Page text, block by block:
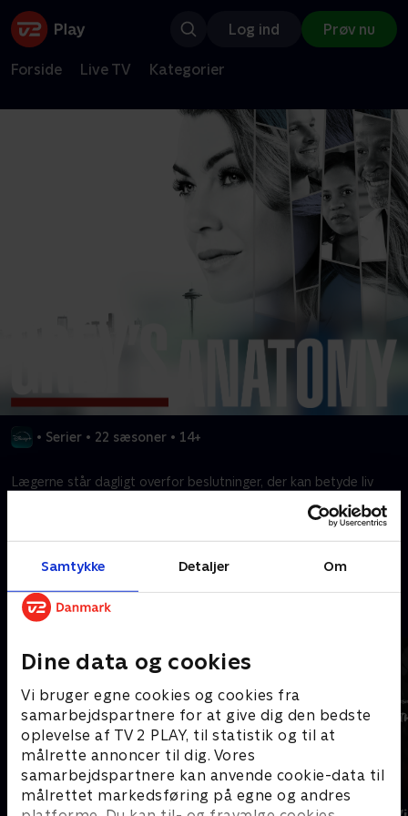
Samtykke Detaljer Om
Dine data og cookies
Vi bruger egne cookies og cookies fra
samarbejdspartnere for at give dig den bedste
oplevelse af TV 2 PLAY, til statistik og til at
målrette annoncer til dig. Vores
samarbejdspartnere kan anvende cookie-data til
målrettet markedsføring på egne og andres
Log ind Prøv nu
Forside Live TV Kategorier
• Serier • 22 sæsoner • 14+
Lægerne står dagligt overfor beslutninger, der kan betyde liv
Mere indhold fra Disney+